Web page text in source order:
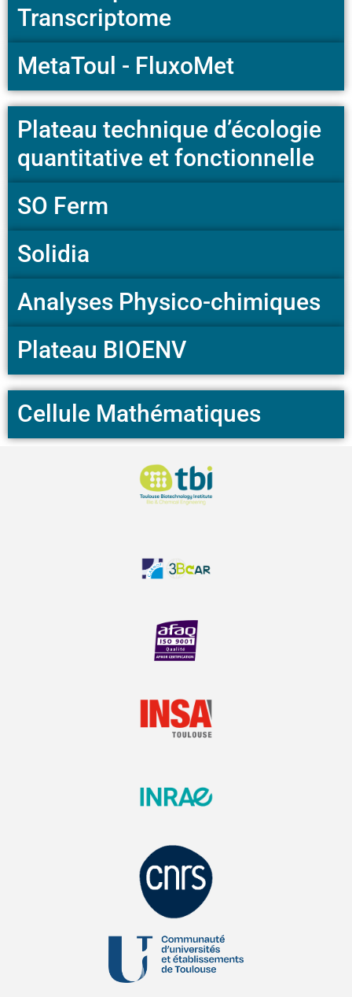
Transcriptome
MetaToul - FluxoMet
Plateau technique d’écologie
quantitative et fonctionnelle
SO Ferm
Solidia
Analyses Physico-chimiques
Plateau BIOENV
Cellule Mathématiques